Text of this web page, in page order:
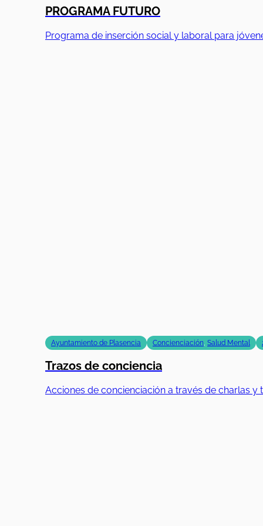
PROGRAMA FUTURO
Programa de inserción social y laboral para
Ayuntamiento de Plasencia Concienciación, Salud Mental
Trazos de conciencia
Acciones de concienciación a través de charlas